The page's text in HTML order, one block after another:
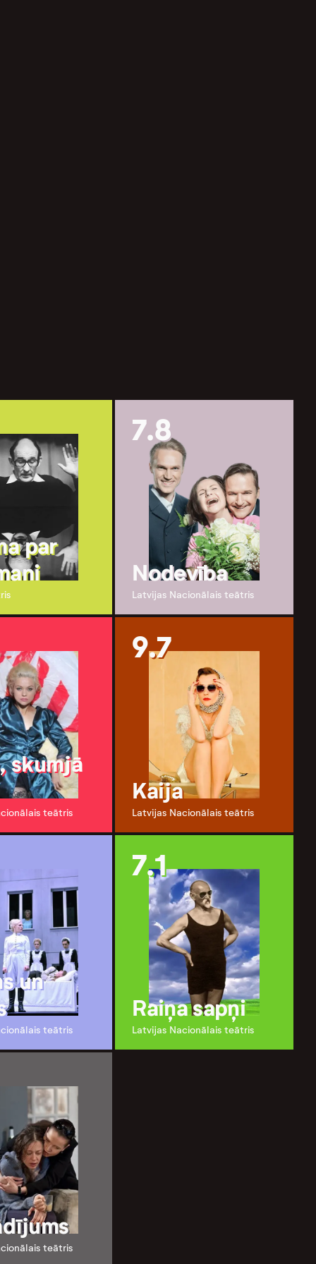
par
7.8
Nodevība
Latvijas Nacionālais teātris
skumjā
teātris
9.7
Kaija
Latvijas Nacionālais teātris
un
teātris
7.1
Raiņa sapņi
Latvijas Nacionālais teātris
teātris